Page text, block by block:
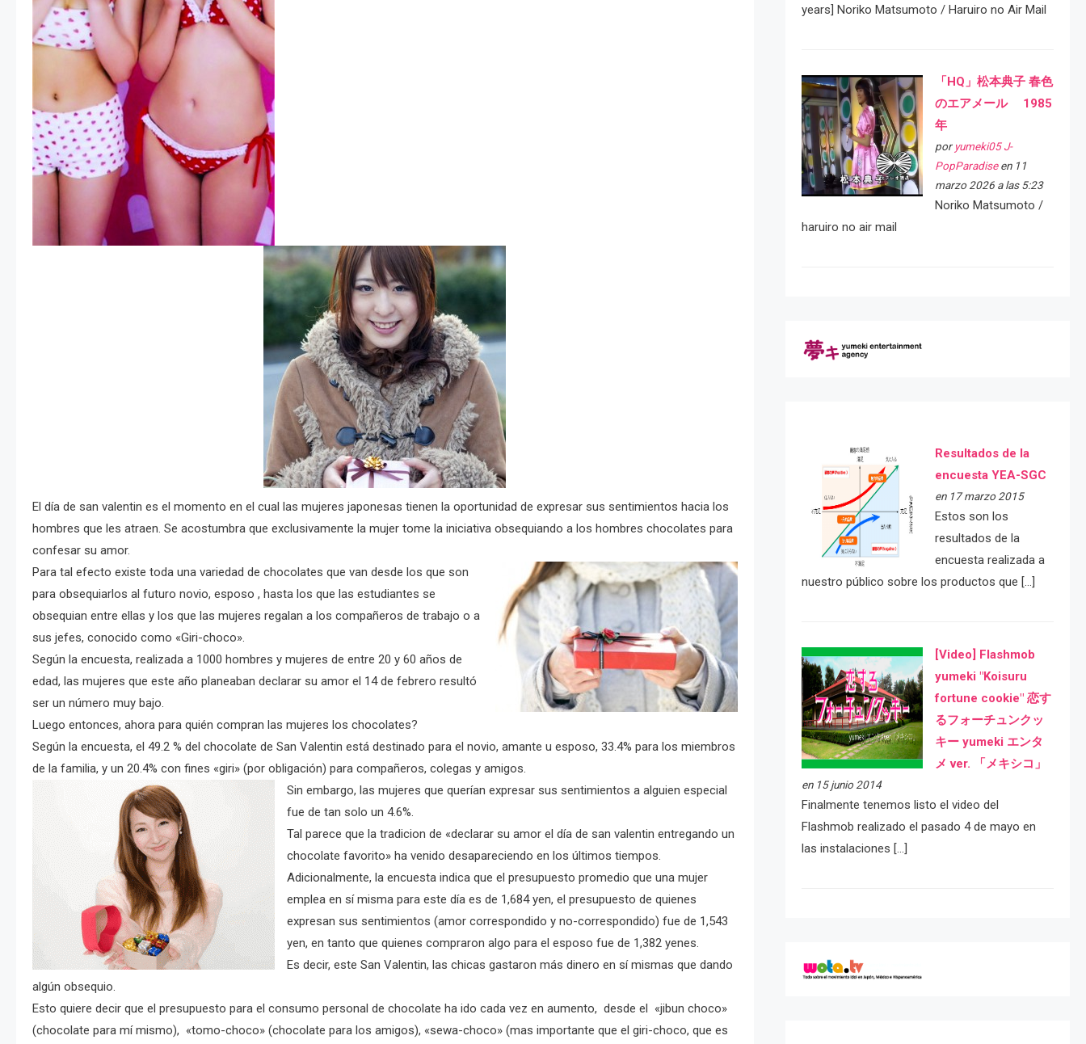
El día de san valentin es el momento en el cual las mujeres japonesas tienen la oportunidad de expresar sus sentimientos hacia los
hombres que les atraen. Se acostumbra que exclusivamente la mujer tome la iniciativa obsequiando a los hombres chocolates para
confesar su amor.
Para tal efecto existe toda una variedad de chocolates que van desde los que son
para obsequiarlos al futuro novio, esposo , hasta los que las estudiantes se
obsequian entre ellas y los que las mujeres regalan a los compañeros de trabajo o a
sus jefes, conocido como «Giri-choco».
Según la encuesta, realizada a 1000 hombres y mujeres de entre 20 y 60 años de
edad, las mujeres que este año planeaban declarar su amor el 14 de febrero resultó
ser un número muy bajo.
Luego entonces, ahora para quién compran las mujeres los chocolates?
Según la encuesta, el 49.2 % del chocolate de San Valentin está destinado para el novio, amante u esposo, 33.4% para los miembros
de la familia, y un 20.4% con fines «giri» (por obligación) para compañeros, colegas y amigos.
Sin embargo, las mujeres que querían expresar sus sentimientos a alguien especial
fue de tan solo un 4.6%.
Tal parece que la tradicion de «declarar su amor el día de san valentin entregando un
chocolate favorito» ha venido desapareciendo en los últimos tiempos.
Adicionalmente, la encuesta indica que el presupuesto promedio que una mujer
emplea en sí misma para este día es de 1,684 yen, el presupuesto de quienes
expresan sus sentimientos (amor correspondido y no-correspondido) fue de 1,543
yen, en tanto que quienes compraron algo para el esposo fue de 1,382 yenes.
Es decir, este San Valentin, las chicas gastaron más dinero en sí mismas que dando
algún obsequio.
Esto quiere decir que el presupuesto para el consumo personal de chocolate ha ido cada vez en aumento, desde el «jibun choco»
(chocolate para mí mismo), «tomo-choco» (chocolate para los amigos), «sewa-choco» (mas importante que el giri-choco, que es
years] Noriko Matsumoto / Haruiro no Air Mail
「HQ」松本典子 春色
のエアメール 1985
年
por yumeki05 J-
PopParadiseen 11
marzo 2026 a las 5:23
Noriko Matsumoto /
haruiro no air mail
Resultados de la
encuesta YEA-SGC
en 17 marzo 2015
Estos son los
resultados de la
encuesta realizada a
nuestro público sobre los productos que […]
[Video] Flashmob
yumeki "Koisuru
fortune cookie" 恋す
るフォーチュンクッ
キー yumeki エンタ
メ ver. 「メキシコ」
en 15 junio 2014
Finalmente tenemos listo el video del
Flashmob realizado el pasado 4 de mayo en
las instalaciones […]